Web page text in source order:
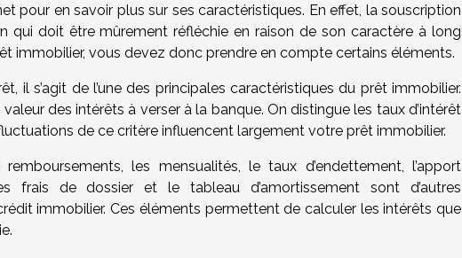
pour en savoir plus sur ses caractéristiques. En effet, la souscription
qui doit être mûrement réfléchie en raison de son caractère à long
immobilier, vous devez donc prendre en compte certains éléments.
il s’agit de l’une des principales caractéristiques du prêt immobilier.
des intérêts à verser à la banque. On distingue les taux d’intérêt
de ce critère influencent largement votre prêt immobilier.
les mensualités, le taux d’endettement, l’apport
frais de dossier et le tableau d’amortissement sont d’autres
immobilier. Ces éléments permettent de calculer les intérêts que